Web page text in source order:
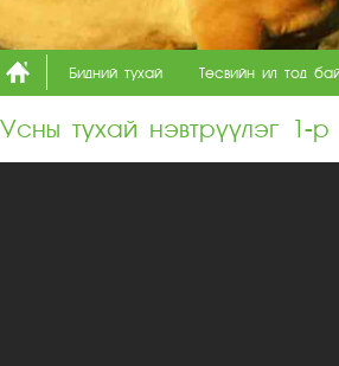
Бидний тухай Төсвийн ил тод
Усны тухай нэвтрүүлэг 1-р